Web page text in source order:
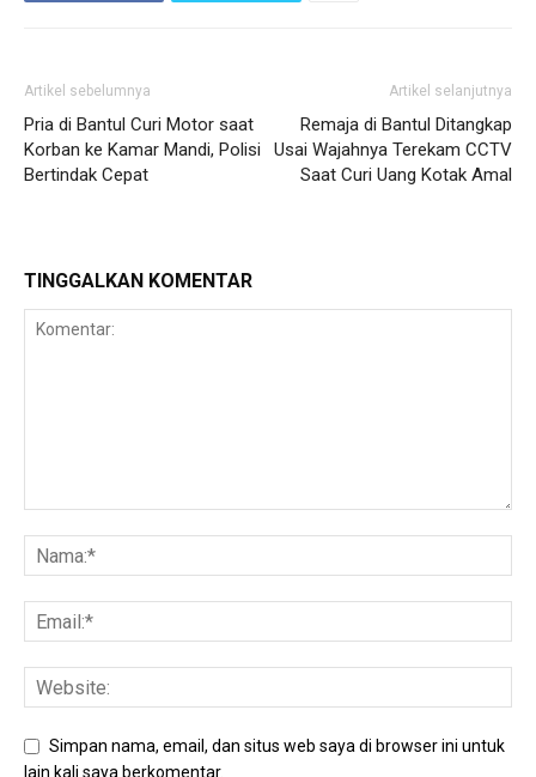
Artikel sebelumnya
Pria di Bantul Curi Motor saat
Korban ke Kamar Mandi, Polisi
Bertindak Cepat
Artikel selanjutnya
Remaja di Bantul Ditangkap
Usai Wajahnya Terekam CCTV
Saat Curi Uang Kotak Amal
TINGGALKAN KOMENTAR
Simpan nama, email, dan situs web saya di browser ini untuk
lain kali saya berkomentar.